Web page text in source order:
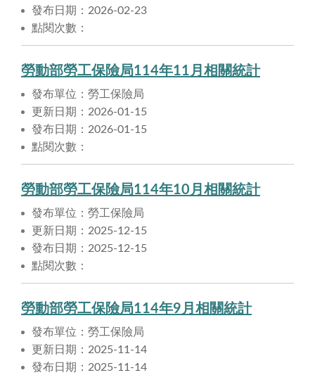
發布日期：2026-02-23
點閱次數：
勞動部勞工保險局114年11月相關統計
發布單位：勞工保險局
更新日期：2026-01-15
發布日期：2026-01-15
點閱次數：
勞動部勞工保險局114年10月相關統計
發布單位：勞工保險局
更新日期：2025-12-15
發布日期：2025-12-15
點閱次數：
勞動部勞工保險局114年9月相關統計
發布單位：勞工保險局
更新日期：2025-11-14
發布日期：2025-11-14